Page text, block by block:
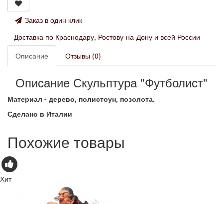
Заказ в один клик
Доставка по Краснодару, Ростову-на-Дону и всей России
Описание
Отзывы (0)
Описание Скульптура "Футболист"
Материал - дерево, полистоун, позолота.
Сделано в Италии
Похожие товары
Хит